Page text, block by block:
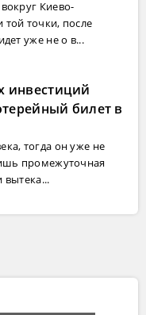
Киево-
той точки, после
уже не о в...
инвестиций
билет в
тогда он уже не
промежуточная
вытека...